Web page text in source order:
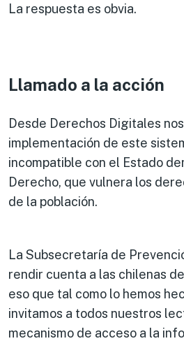
La respuesta es obvia.
Llamado a la acción
Desde Derechos Digitales
implementación de este
incompatible con el Estado
Derecho, que vulnera los
de la población.
La Subsecretaría de
rendir cuenta a las chilenas
eso que tal como lo hemos
invitamos a todos nuestros
mecanismo de acceso a la